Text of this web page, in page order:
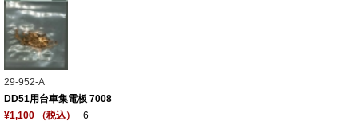
29-952-A
DD51用台車集電板 7008
¥1,100 （税込）
6